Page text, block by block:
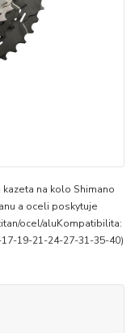
kazeta na kolo Shimano
a oceli poskytuje
ocel/aluKompatibilita:
19-21-24-27-31-35-40)